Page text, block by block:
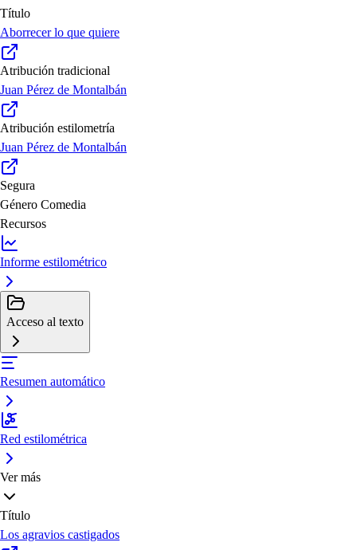
Título
Aborrecer lo que quiere
Atribución tradicional
Juan Pérez de Montalbán
Atribución estilometría
Juan Pérez de Montalbán
Segura
Género Comedia
Recursos
Informe estilométrico
Acceso al texto
Resumen automático
Red estilométrica
Ver más
Título
Los agravios castigados